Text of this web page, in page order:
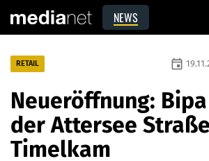
NEWS
RETAIL event
Neueröffnung:
der Attersee
Timelkam